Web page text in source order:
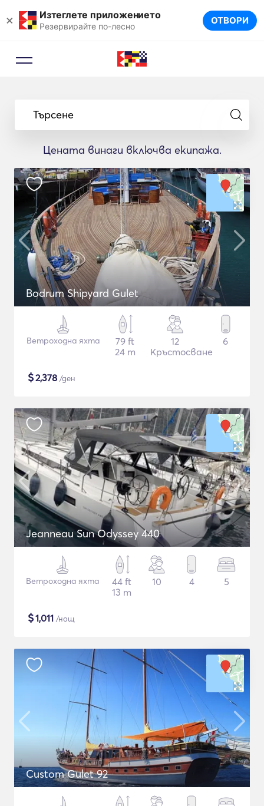
× Изтеглете приложението
Резервирайте по-лесно ОТВОРИ
Търсене
Цената винаги включва екипажа.
Bodrum Shipyard Gulet
Ветроходна яхта
79 ft
24 m
12
Кръстосване
6
$2,378 /ден
Jeanneau Sun Odyssey 440
Ветроходна яхта
44 ft
13 m
10 4 5
$1,011 /нощ
Custom Gulet 92